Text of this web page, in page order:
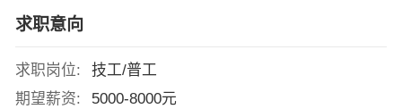
求职意向
求职岗位:
技工/普工
期望薪资:
5000-8000元